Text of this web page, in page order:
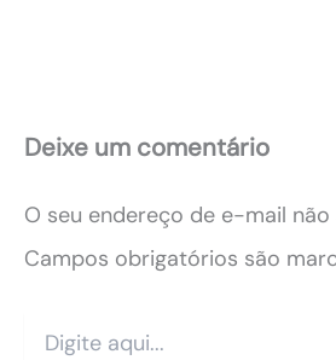
Deixe um comentário
O seu endereço de e-mail
Campos obrigatórios são
aqui...